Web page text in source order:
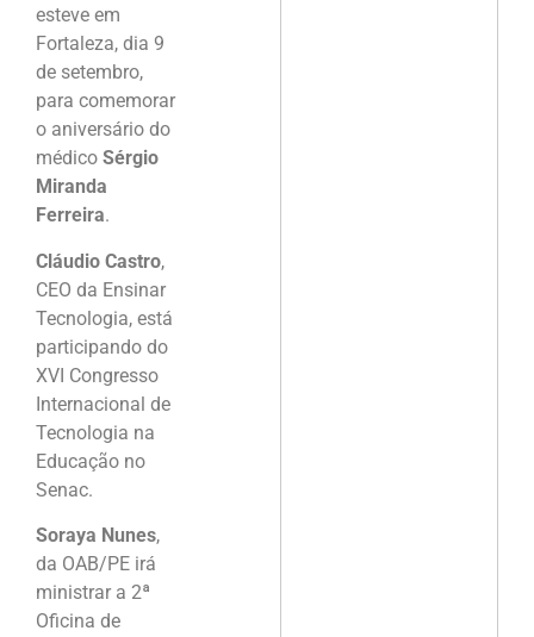
esteve em
Fortaleza, dia 9
de setembro,
para comemorar
o aniversário do
médico Sérgio
Miranda
Ferreira.
Cláudio Castro,
CEO da Ensinar
Tecnologia, está
participando do
XVI Congresso
Internacional de
Tecnologia na
Educação no
Senac.
Soraya Nunes,
da OAB/PE irá
ministrar a 2ª
Oficina de